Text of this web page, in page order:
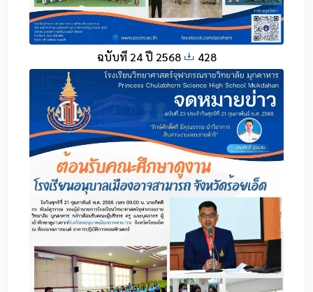
ฉบับที่ 24 ปี 2568 428